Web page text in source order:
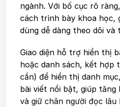
ngành. Với bố cục rõ
cách trình bày khoa học,
dùng dễ dàng theo dõi và
Giao diện hỗ trợ hiển thị
hoặc danh sách, kết hợp
cần) để hiển thị danh
bài viết nổi bật, giúp tăng
và giữ chân người đọc